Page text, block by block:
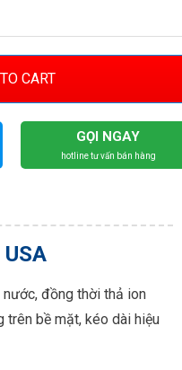
CART
GỌI NGAY
hotline tư vấn bán hàng
đồng thời thả ion
trên bề mặt, kéo dài hiệu